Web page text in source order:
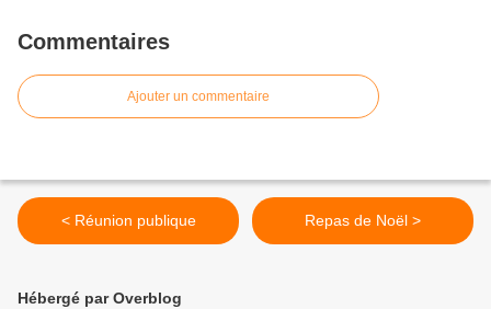
Commentaires
Ajouter un commentaire
< Réunion publique Repas de Noël >
Hébergé par Overblog